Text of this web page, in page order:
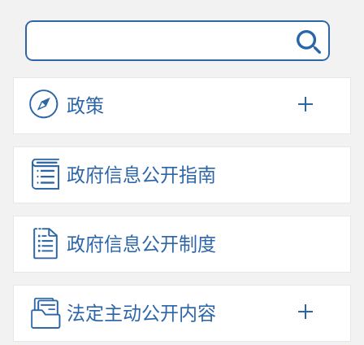
政策
政府信息公开指南
政府信息公开制度
法定主动公开内容